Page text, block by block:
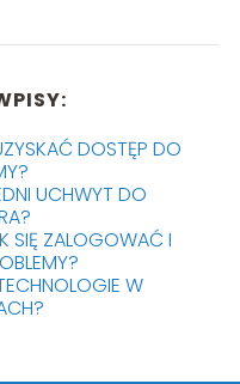
DOSTĘP DO
UCHWYT DO
SIĘ ZALOGOWAĆ I
W